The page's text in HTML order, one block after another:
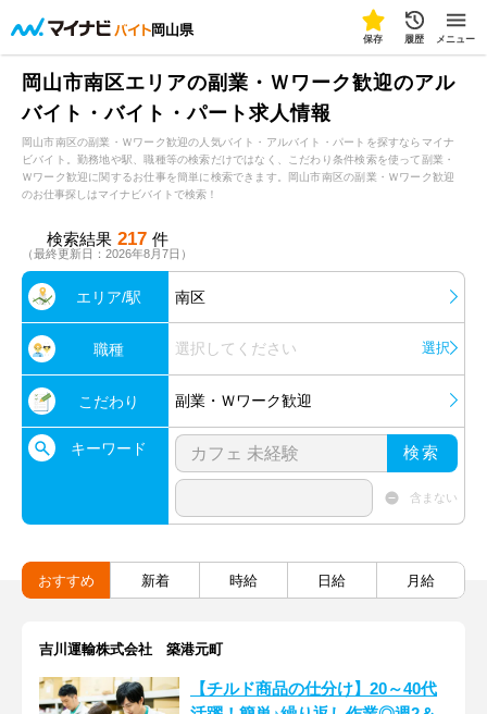
岡山県
保存 履歴 メニュー
岡山市南区エリアの副業・Ｗワーク歓迎のアル
バイト・バイト・パート求人情報
岡山市南区の副業・Ｗワーク歓迎の人気バイト・アルバイト・パートを探すならマイナ
ビバイト。勤務地や駅、職種等の検索だけではなく、こだわり条件検索を使って副業・
Ｗワーク歓迎に関するお仕事を簡単に検索できます。岡山市南区の副業・Ｗワーク歓迎
のお仕事探しはマイナビバイトで検索！
検索結果 217 件
（最終更新日：2026年8月7日）
エリア/駅 南区
職種 選択してください 選択
こだわり 副業・Ｗワーク歓迎
キーワード 検索
含まない
おすすめ 新着 時給 日給 月給
吉川運輸株式会社 築港元町
【チルド商品の仕分け】20～40代